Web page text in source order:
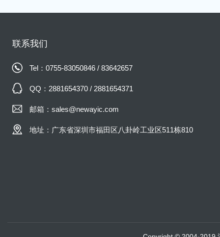
联系我们
Tel：0755-83050846 / 83642657
QQ：2881654370 / 2881654371
邮箱：sales@newayic.com
地址：广东省深圳市福田区八卦岭工业区511栋810